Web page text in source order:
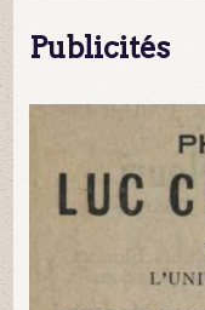
Publicités